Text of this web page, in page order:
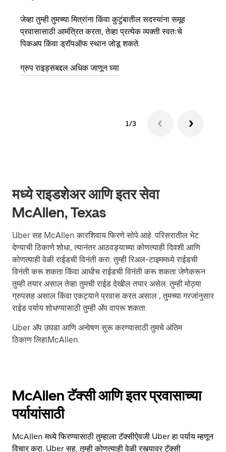
जेव्हा तुम्ही तुमच्या मित्रांना किंवा कुटुंबातील सदस्यांना समूह
प्रवासासाठी आमंत्रित करता, तेव्हा प्रत्येक व्यक्ती स्वतःचे
पिकअप किंवा ड्रॉपऑफ स्थान जोडू शकते.
ग्रुप राइड्सबद्दल अधिक जाणून घ्या
1/3
मध्ये राइडशेअर आणि इतर सेवा
McAllen, Texas
Uber सह McAllen कारशिवाय फिरणे सोपे आहे. परिसरातील भेट
देण्याची ठिकाणे शोधा, त्यानंतर आठवड्याच्या कोणत्याही दिवशी आणि
कोणत्याही वेळी राईडची विनंती करा. तुम्ही रिअल-टाइममध्ये राईडची
विनंती करू शकता किंवा आधीच राईडची विनंती करू शकता जेणेकरून
तुम्ही तयार असाल तेव्हा तुमची राईड देखील तयार असेल. तुम्ही मोठ्या
ग्रुपसह असाल किंवा एकट्याने प्रवास करत असाल , तुमच्या गरजांनुसार
राईड पर्याय शोधण्यासाठी तुम्ही ॲप वापरू शकता.
Uber अ‍ॅप उघडा आणि अन्वेषण सुरू करण्यासाठी तुमचे अंतिम
ठिकाण लिहाMcAllen.
McAllen टॅक्सी आणि इतर प्रवासाच्या
पर्यायांसाठी
McAllen मध्ये फिरण्यासाठी तुम्हाला टॅक्सीऐवजी Uber हा पर्याय म्हणून
विचार करा. Uber सह, तुम्ही कोणत्याही वेळी रस्त्यावर टॅक्सी